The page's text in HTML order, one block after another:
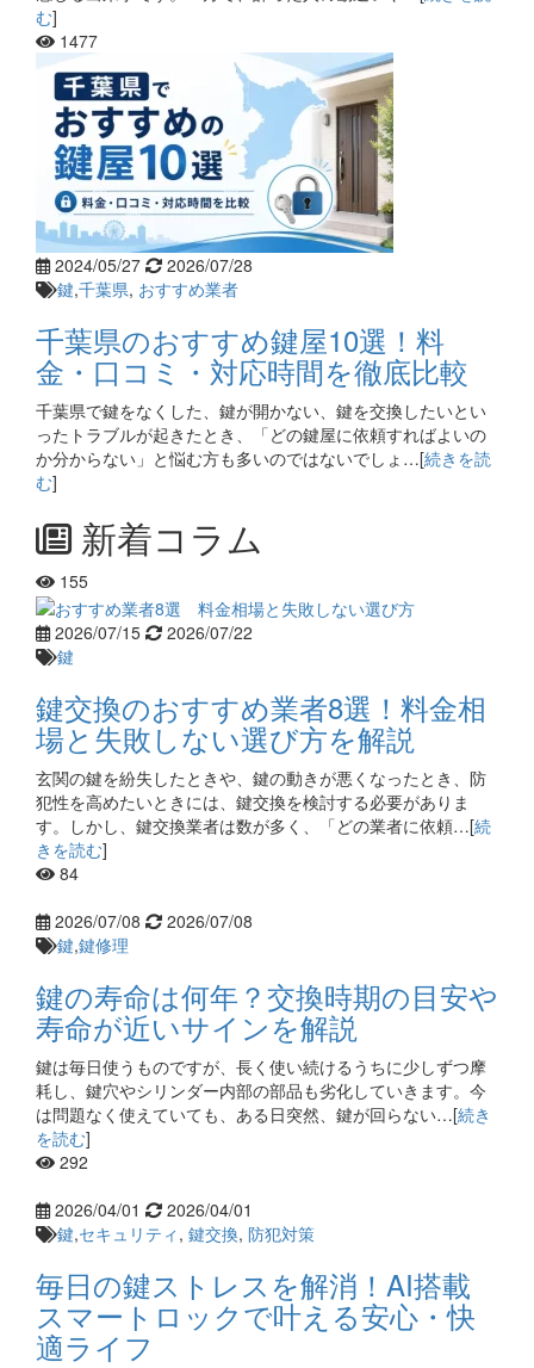
む]
1477
2024/05/27
2026/07/28
鍵,千葉県, おすすめ業者
千葉県のおすすめ鍵屋10選！料
金・口コミ・対応時間を徹底比較
千葉県で鍵をなくした、鍵が開かない、鍵を交換したいとい
ったトラブルが起きたとき、「どの鍵屋に依頼すればよいの
か分からない」と悩む方も多いのではないでしょ…[続きを読
む]
新着コラム
155
2026/07/15
2026/07/22
鍵
鍵交換のおすすめ業者8選！料金相
場と失敗しない選び方を解説
玄関の鍵を紛失したときや、鍵の動きが悪くなったとき、防
犯性を高めたいときには、鍵交換を検討する必要がありま
す。しかし、鍵交換業者は数が多く、「どの業者に依頼…[続
きを読む]
84
2026/07/08
2026/07/08
鍵,鍵修理
鍵の寿命は何年？交換時期の目安や
寿命が近いサインを解説
鍵は毎日使うものですが、長く使い続けるうちに少しずつ摩
耗し、鍵穴やシリンダー内部の部品も劣化していきます。今
は問題なく使えていても、ある日突然、鍵が回らない…[続き
を読む]
292
2026/04/01
2026/04/01
鍵,セキュリティ , 鍵交換, 防犯対策
毎日の鍵ストレスを解消！AI搭載
スマートロックで叶える安心・快
適ライフ